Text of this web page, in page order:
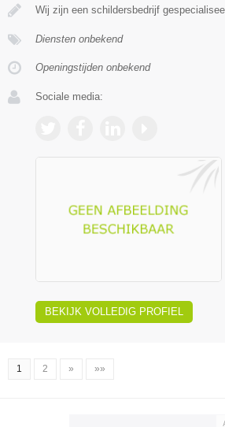
Wij zijn een schildersbedrijf
Diensten onbekend
Openingstijden onbekend
Sociale media:
BEKIJK VOLLEDIG PROFIEL
1 2 » »»